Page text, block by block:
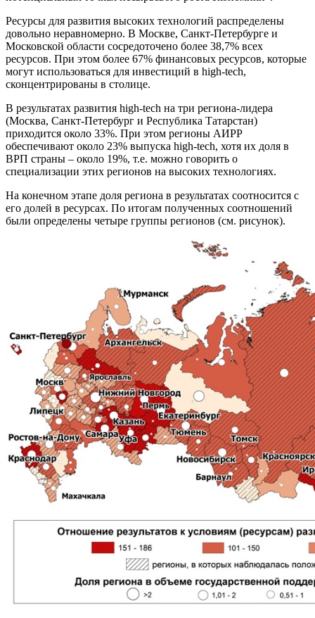
Ресурсы для развития высоких технологий распределены
довольно неравномерно. В Москве, Санкт-Петербурге и
Московской области сосредоточено более 38,7% всех
ресурсов. При этом более 67% финансовых ресурсов, которые
могут использоваться для инвестиций в high-tech,
сконцентрированы в столице.
В результатах развития high-tech на три региона-лидера
(Москва, Санкт-Петербург и Республика Татарстан)
приходится около 33%. При этом регионы АИРР
обеспечивают около 23% выпуска high-tech, хотя их доля в
ВРП страны – около 19%, т.е. можно говорить о
специализации этих регионов на высоких технологиях.
На конечном этапе доля региона в результатах соотносится с
его долей в ресурсах. По итогам полученных соотношений
были определены четыре группы регионов (см. рисунок).